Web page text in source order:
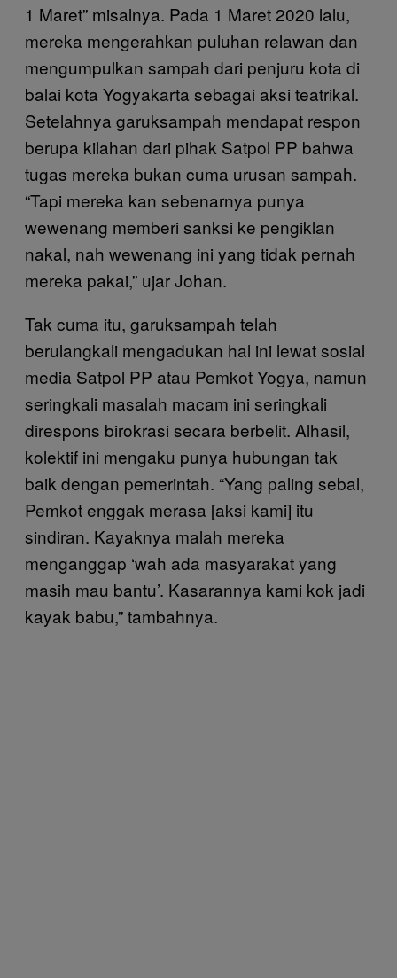
1 Maret” misalnya. Pada 1 Maret 2020 lalu,
mereka mengerahkan puluhan relawan dan
mengumpulkan sampah dari penjuru kota di
balai kota Yogyakarta sebagai aksi teatrikal.
Setelahnya garuksampah mendapat respon
berupa kilahan dari pihak Satpol PP bahwa
tugas mereka bukan cuma urusan sampah.
“Tapi mereka kan sebenarnya punya
wewenang memberi sanksi ke pengiklan
nakal, nah wewenang ini yang tidak pernah
mereka pakai,” ujar Johan.
Tak cuma itu, garuksampah telah
berulangkali mengadukan hal ini lewat sosial
media Satpol PP atau Pemkot Yogya, namun
seringkali masalah macam ini seringkali
direspons birokrasi secara berbelit. Alhasil,
kolektif ini mengaku punya hubungan tak
baik dengan pemerintah. “Yang paling sebal,
Pemkot enggak merasa [aksi kami] itu
sindiran. Kayaknya malah mereka
menganggap ‘wah ada masyarakat yang
masih mau bantu’. Kasarannya kami kok jadi
kayak babu,” tambahnya.